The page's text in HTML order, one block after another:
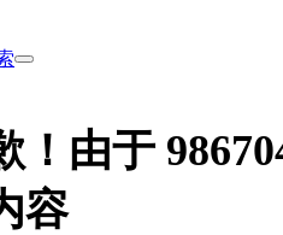
！由于
容